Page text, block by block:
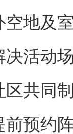
地及
决活动
共同
前预约